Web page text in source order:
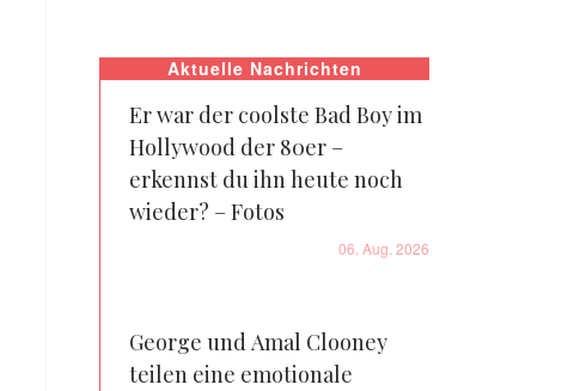
Aktuelle Nachrichten
Er war der coolste Bad Boy im
Hollywood der 80er –
erkennst du ihn heute noch
wieder? – Fotos
06. Aug. 2026
George und Amal Clooney
teilen eine emotionale